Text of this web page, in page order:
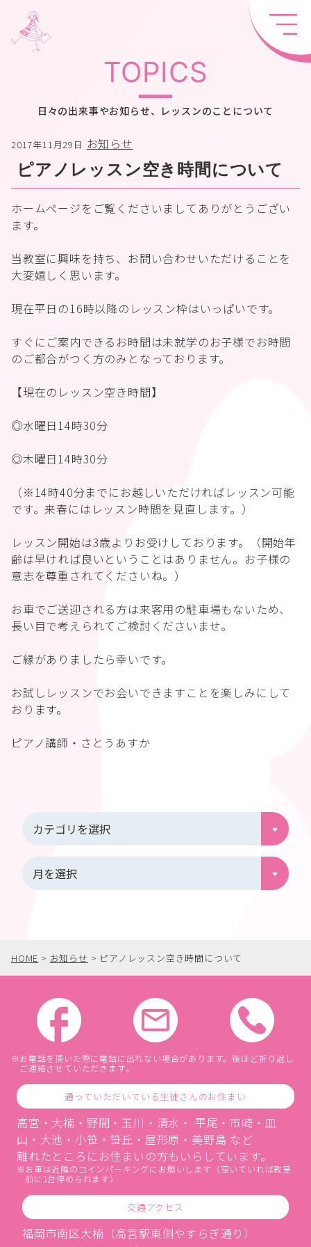
TOPICS
日々の出来事やお知らせ、レッスンのことについて
2017年11月29日 お知らせ
ピアノレッスン空き時間について
ホームページをご覧くださいましてありがとうござい
ます。
当教室に興味を持ち、お問い合わせいただけることを
大変嬉しく思います。
現在平日の16時以降のレッスン枠はいっぱいです。
すぐにご案内できるお時間は未就学のお子様でお時間
のご都合がつく方のみとなっております。
【現在のレッスン空き時間】
◎水曜日14時30分
◎木曜日14時30分
（※14時40分までにお越しいただければレッスン可能
です。来春にはレッスン時間を見直します。）
レッスン開始は3歳よりお受けしております。（開始年
齢は早ければ良いということはありません。お子様の
意志を尊重されてくださいね。）
お車でご送迎される方は来客用の駐車場もないため、
長い目で考えられてご検討くださいませ。
ご縁がありましたら幸いです。
お試しレッスンでお会いできますことを楽しみにして
おります。
ピアノ講師・さとうあすか
HOME > お知らせ > ピアノレッスン空き時間について
お電話を頂いた際に電話に出れない場合があります。後ほど折り返し
ご連絡させていただきます。
通っていただいている生徒さんのお住まい
高宮・大楠・野間・玉川・清水・ 平尾・市崎・皿
山・大池・小笹・笹丘・屋形原・美野島 など
離れたところにお住まいの方もいらしています。
お車は近隣のコインパーキングにお願いします（空いていれば教室
前に1台停められます）
交通アクセス
福岡市南区大楠（高宮駅東側やすらぎ通り）